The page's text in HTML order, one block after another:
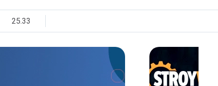
25.33